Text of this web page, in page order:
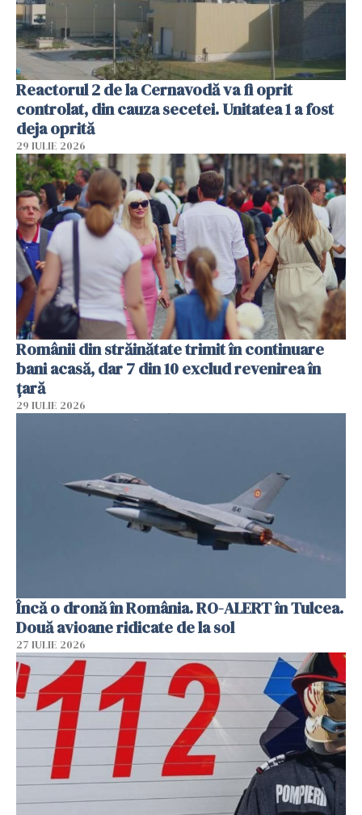
Reactorul 2 de la Cernavodă va fi oprit
controlat, din cauza secetei. Unitatea 1 a fost
deja oprită
29 IULIE 2026
Românii din străinătate trimit în continuare
bani acasă, dar 7 din 10 exclud revenirea în
țară
29 IULIE 2026
Încă o dronă în România. RO-ALERT în Tulcea.
Două avioane ridicate de la sol
27 IULIE 2026